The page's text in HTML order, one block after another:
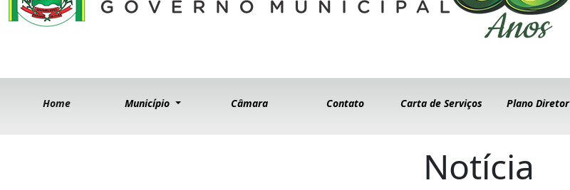
Home Município Câmara Contato Carta de Serviços Plano Diretor
Notícia